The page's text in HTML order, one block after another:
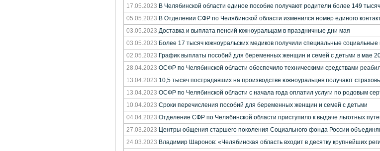
17.05.2023 В Челябинской области единое пособие получают родители более 149
05.05.2023 В Отделении СФР по Челябинской области изменился номер единого
03.05.2023 Доставка и выплата пенсий южноуральцам в праздничные дни мая
03.05.2023 Более 17 тысяч южноуральских медиков получили специальные
02.05.2023 График выплаты пособий для беременных женщин и семей с детьми в мае
28.04.2023 ОСФР по Челябинской области обеспечило техническими средствами
13.04.2023 10,5 тысяч пострадавших на производстве южноуральцев получают
13.04.2023 ОСФР по Челябинской области с начала года оплатил услуги по родовым
10.04.2023 Сроки перечисления пособий для беременных женщин и семей с детьми
04.04.2023 Отделение СФР по Челябинской области приступило к выдаче льготных
27.03.2023 Центры общения старшего поколения Социального фонда России
24.03.2023 Владимир Шаронов: «Челябинская область входит в десятку крупнейших